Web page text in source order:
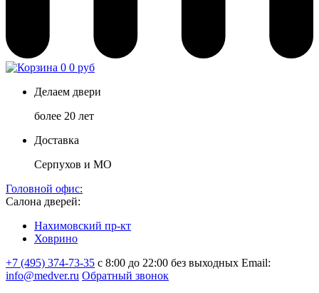
0 0 руб
Делаем двери
более 20 лет
Доставка
Серпухов и МО
Головной офис:
Салона дверей:
Нахимовский пр-кт
Ховрино
+7 (495) 374-73-35 с 8:00 до 22:00 без выходных Email:
info@medver.ru Обратный звонок